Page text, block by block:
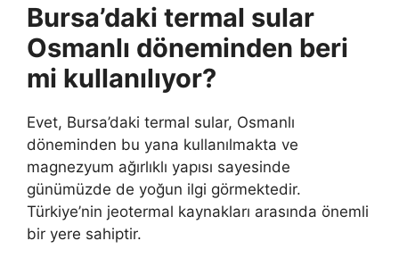
Bursa’daki termal sular
Osmanlı döneminden beri
mi kullanılıyor?
Evet, Bursa’daki termal sular, Osmanlı
döneminden bu yana kullanılmakta ve
magnezyum ağırlıklı yapısı sayesinde
günümüzde de yoğun ilgi görmektedir.
Türkiye’nin jeotermal kaynakları arasında önemli
bir yere sahiptir.